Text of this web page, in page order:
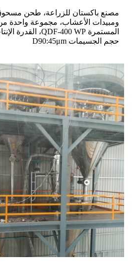
مصنع باكستان للزراعة، طحن
ومبيدات الأعشاب، مجموعة واحدة
حجم الجسيمات D90:45μm